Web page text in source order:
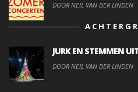
DOOR NEIL VAN DER LINDEN
JURK EN STEMMEN
DOOR NEIL VAN DER LINDEN